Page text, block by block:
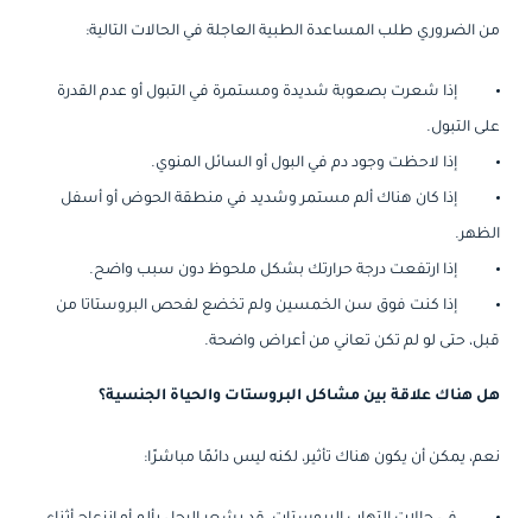
من الضروري طلب المساعدة الطبية العاجلة في الحالات التالية:
إذا شعرت بصعوبة شديدة ومستمرة في التبول أو عدم القدرة
على التبول.
إذا لاحظت وجود دم في البول أو السائل المنوي.
إذا كان هناك ألم مستمر وشديد في منطقة الحوض أو أسفل
الظهر.
إذا ارتفعت درجة حرارتك بشكل ملحوظ دون سبب واضح.
إذا كنت فوق سن الخمسين ولم تخضع لفحص البروستاتا من
قبل، حتى لو لم تكن تعاني من أعراض واضحة.
هل هناك علاقة بين مشاكل البروستات والحياة الجنسية؟
نعم، يمكن أن يكون هناك تأثير، لكنه ليس دائمًا مباشرًا: